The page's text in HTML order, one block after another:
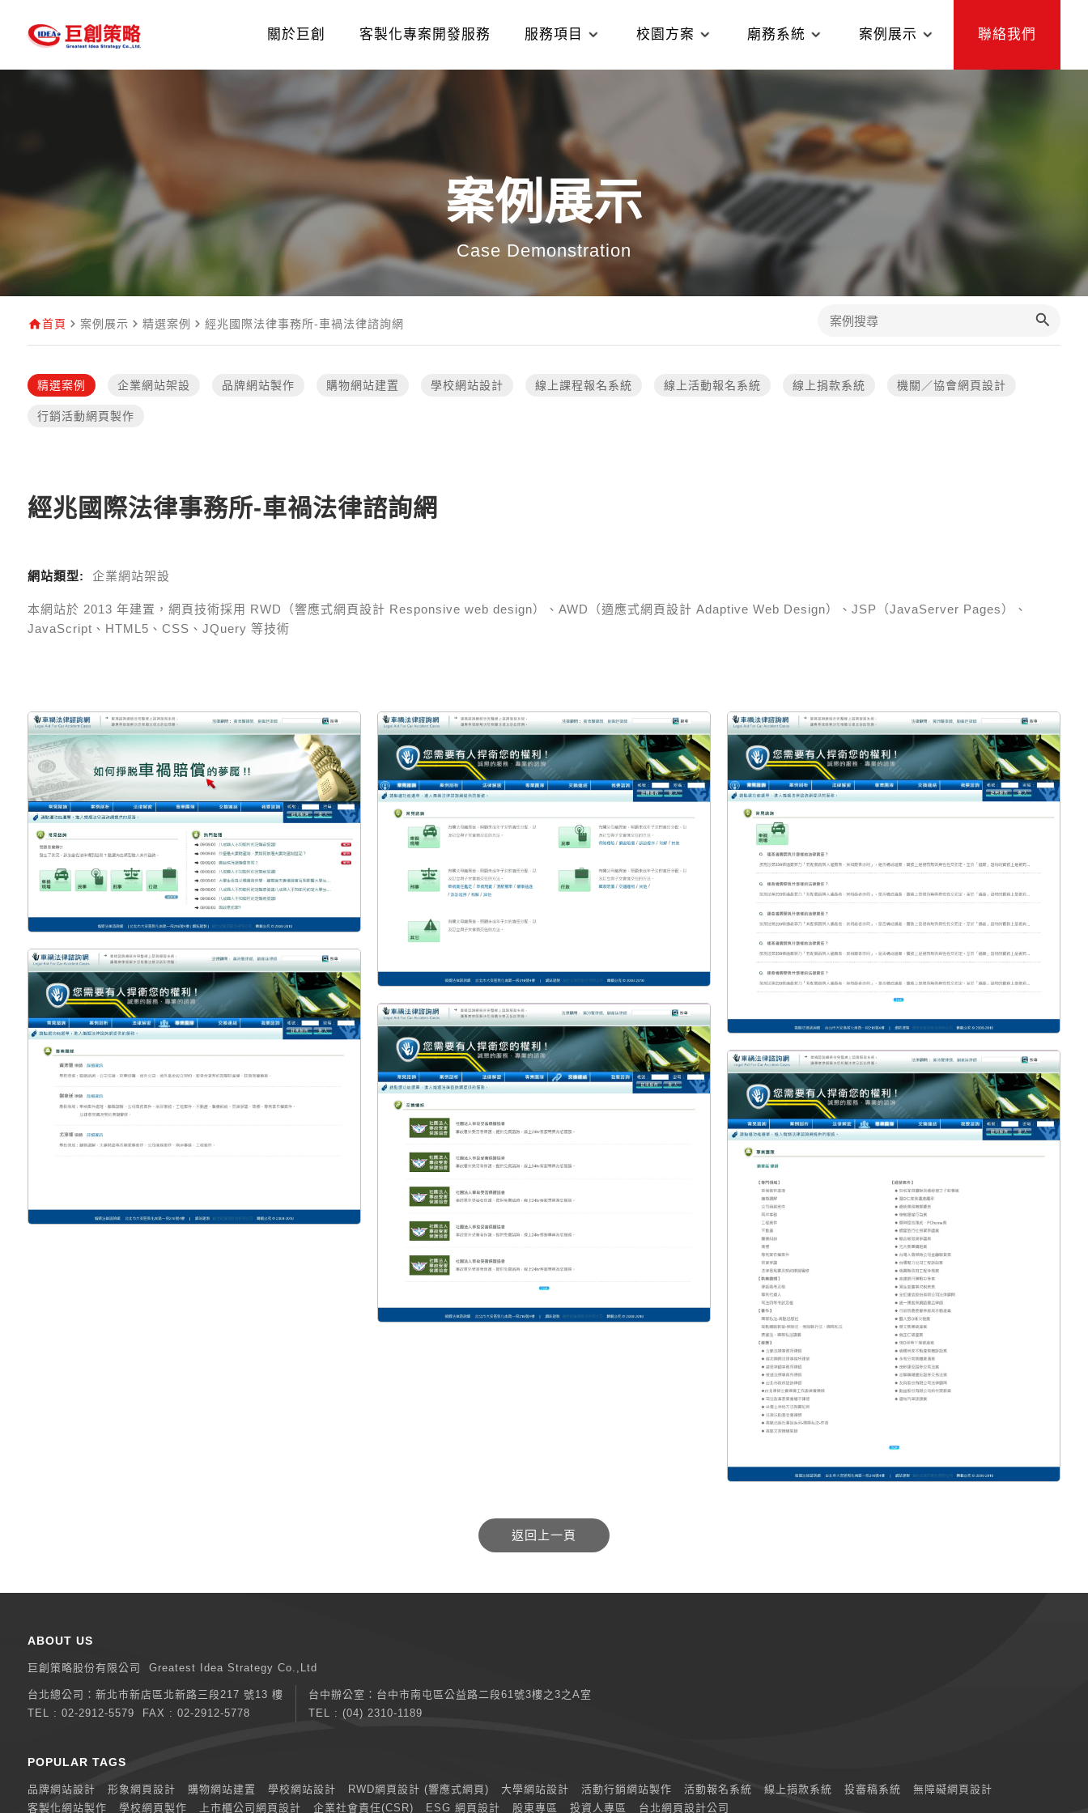
關於巨創 客製化專案開發服務 服務項目 校園方案 廟務系統 案例展示 聯絡我們
案例展示
Case Demonstration
首頁 案例展示 精選案例 經兆國際法律事務所-車禍法律諮詢網
精選案例 企業網站架設 品牌網站製作 購物網站建置 學校網站設計 線上課程報名系統 線上活動報名系統 線上捐款系統 機關／協會網頁設計
行銷活動網頁製作
經兆國際法律事務所-車禍法律諮詢網
網站類型: 企業網站架設
本網站於 2013 年建置，網頁技術採用 RWD（響應式網頁設計 Responsive web design）、AWD（適應式網頁設計 Adaptive Web Design）、JSP（JavaServer Pages）、
JavaScript、HTML5、CSS、JQuery 等技術
ABOUT US
巨創策略股份有限公司 Greatest Idea Strategy Co.,Ltd
台北總公司： 新北巿新店區北新路三段217 號13 樓
TEL : 02-2912-5579 FAX : 02-2912-5778
台中辦公室： 台中市南屯區公益路二段61號3樓之3之A室
TEL : (04) 2310-1189
POPULAR TAGS
品牌網站設計 形象網頁設計 購物網站建置 學校網站設計 RWD網頁設計 (響應式網頁) 大學網站設計 活動行銷網站製作 活動報名系統 線上捐款系統 投審稿系統
無障礙網頁設計
客製化網站製作
學校網頁製作 上市櫃公司網頁設計 企業社會責任(CSR) ESG 網頁設計 股東專區 投資人專區 台北網頁設計公司